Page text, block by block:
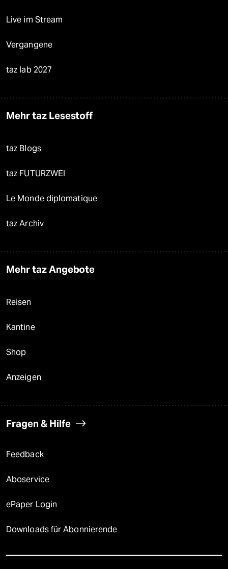
Live im Stream
Vergangene
taz lab 2027
Mehr taz Lesestoff
taz Blogs
taz FUTURZWEI
Le Monde diplomatique
taz Archiv
Mehr taz Angebote
Reisen
Kantine
Shop
Anzeigen
Fragen & Hilfe
Feedback
Aboservice
ePaper Login
Downloads für Abonnierende